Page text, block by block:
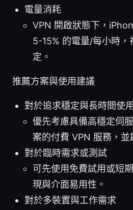
電量消耗
VPN 開啟狀態下，
5-15% 的電量/每小時，
定。
推薦方案與使用建議
對於追求穩定與長時間使
優先考慮具備高穩定伺
案的付費 VPN 服務，並
對於臨時需求或測試
可先使用免費試用或短
現與介面易用性。
對於多裝置與工作需求